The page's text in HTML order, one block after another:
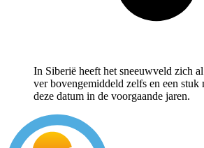
In Siberië heeft het sneeuwveld zich
ver bovengemiddeld zelfs en een stuk
deze datum in de voorgaande jaren.